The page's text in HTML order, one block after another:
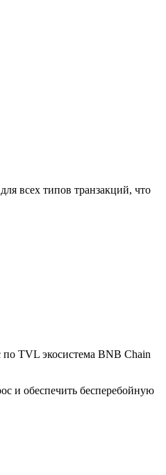
всех типов транзакций, что
TVL экосистема BNB Chain
и обеспечить бесперебойную